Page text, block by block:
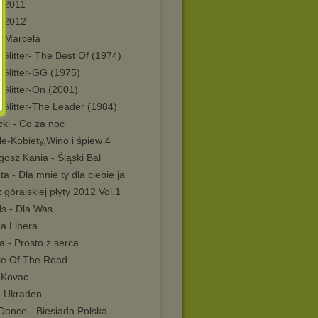
2011
2012
Marcela
Glitter- The Best Of (1974)
GG (1975)
Glitter-On (2001)
Glitter-The Leader (1984)
- Co za noc
Kobiety,Wino i śpiew 4
Kania - Śląski Bal
- Dla mnie ty dla ciebie ja
góralskiej płyty 2012 Vol.1
- Dla Was
Libera
- Prosto z serca
Of The Road
Ukraden
- Biesiada Polska